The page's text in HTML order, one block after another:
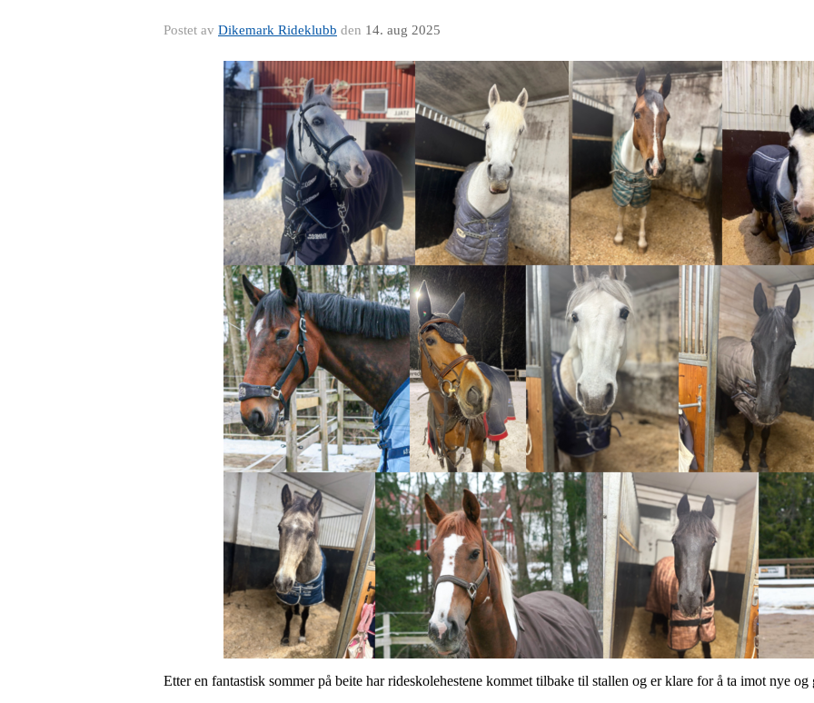
Postet av Dikemark Rideklubb den 14. aug 2025
Etter en fantastisk sommer på beite har rideskolehestene kommet tilbake til stallen og er klare for å ta imot nye